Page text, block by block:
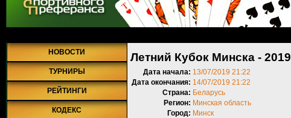
НОВОСТИ
ТУРНИРЫ
РЕЙТИНГИ
КОДЕКС
Летний Кубок Минска - 2019
Дата начала: 13/07/2019 21:22
Дата окончания: 14/07/2019 21:22
Страна: Беларусь
Регион: Минская область
Город: Минск